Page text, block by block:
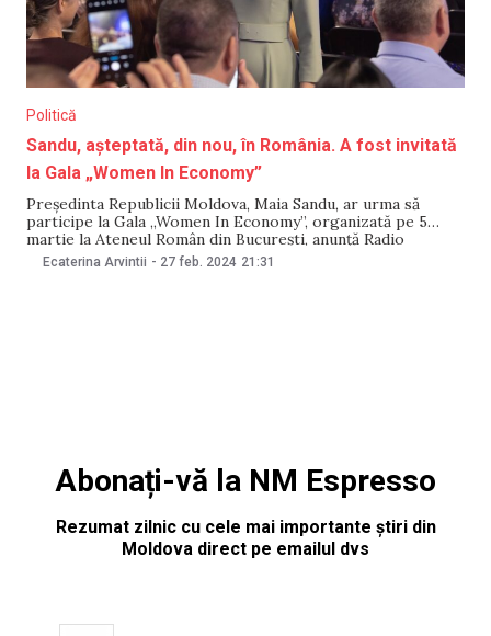
Politică
Sandu, așteptată, din nou, în România. A fost invitată
la Gala „Women In Economy”
Președinta Republicii Moldova, Maia Sandu, ar urma să
participe la Gala „Women In Economy”, organizată pe 5
martie la Ateneul Român din București, anunță Radio
România Actualități. Informația nu a fost confirmată,
Ecaterina Arvintii - 27 feb. 2024 21:31
Abonați-vă la NM Espresso
Rezumat zilnic cu cele mai importante știri din
Moldova direct pe emailul dvs